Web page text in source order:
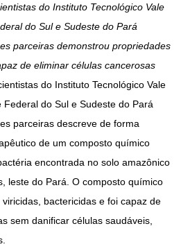
do Instituto Tecnológico Vale
do Sul e Sudeste do Pará
parceiras demonstrou propriedades
de eliminar células cancerosas
do Instituto Tecnológico Vale
Federal do Sul e Sudeste do Pará
parceiras descreve de forma
de um composto químico
encontrada no solo amazônico
leste do Pará. O composto químico
bactericidas e foi capaz de
sem danificar células saudáveis,